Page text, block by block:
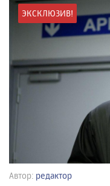
ЭКСКЛЮЗИВ!
Автор: редактор